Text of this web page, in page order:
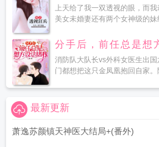
上天给了我一双透视的眼，而
美女未婚妻还有两个女神级的妹
分手后，前任总是想
消防队大队长vs外科女医生出
门都想把这只金凤凰抱回自家
最新更新
萧逸苏颜镇天神医大结局+(番外)